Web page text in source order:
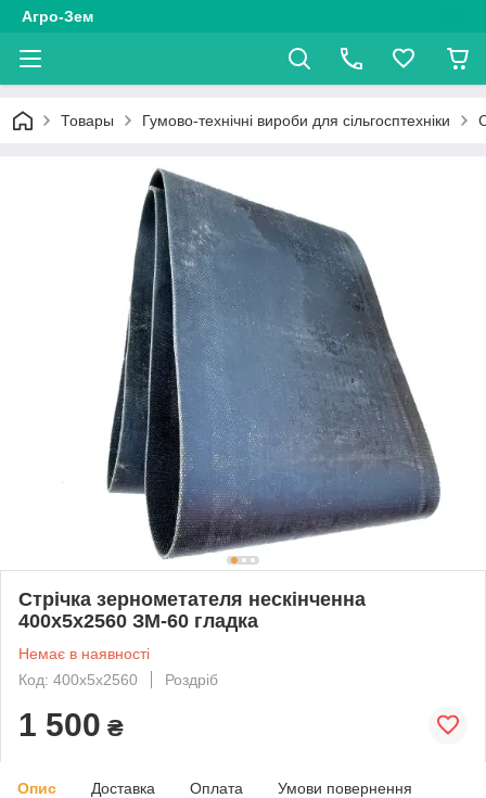
Агро-Зем
Товары Гумово-технічні вироби для сільгосптехніки
Стрічка зернометателя нескінченна
400х5х2560 ЗМ-60 гладка
Немає в наявності
Код: 400х5х2560
Роздріб
1 500 ₴
Опис Доставка Оплата Умови повернення